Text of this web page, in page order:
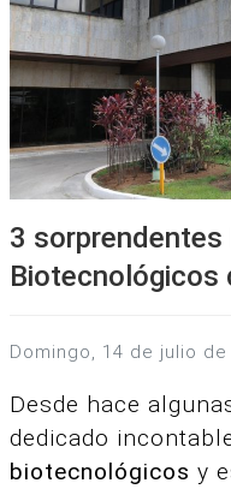
3 sorprendentes
Biotecnológicos
domingo, 14 de julio de
Desde hace
dedicado
biotecnológicos y